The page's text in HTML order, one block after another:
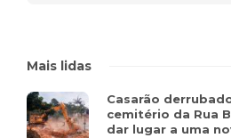
Mais lidas
Casarão
cemitério da Rua
dar lugar a uma